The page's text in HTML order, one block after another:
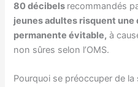
80 décibels recommandés
jeunes adultes risquent
permanente évitable, à
non sûres selon l’OMS.
Pourquoi se préoccuper de la